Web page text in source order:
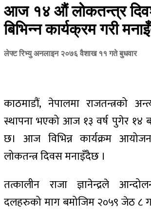
आज १४ औं लाेकतन्त्र
बिभिन्न कार्यक्रम गरी
लेफ्ट रिभ्यु अनलाइन २०७६ वैशाख ११ गते बुधवार
काठमाडौं, नेपालमा राजतन्त्रको
स्थापना भएको आज १३ वर्ष पुगेर १४
छ। आज विभिन्न कार्यक्रम
लोकतन्त्र दिवस मनाइँदैछ ।
तत्कालीन राजा ज्ञानेन्द्रले
दलहरुको माग बमोजिम २०५९ जेठ ८